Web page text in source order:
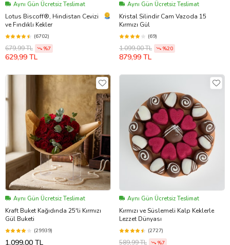
Aynı Gün Ücretsiz Teslimat
Lotus Biscoff®, Hindistan Cevizi
ve Fındıklı Kekler
(6702)
679,99 TL %7
629,99 TL
Aynı Gün Ücretsiz Teslimat
Kristal Silindir Cam Vazoda 15
Kırmızı Gül
(69)
1.099,00 TL %20
879,99 TL
Aynı Gün Ücretsiz Teslimat
Kraft Buket Kağıdında 25'li Kırmızı
Gül Buketi
(29939)
1.099,00 TL
Aynı Gün Ücretsiz Teslimat
Kırmızı ve Süslemeli Kalp Keklerle
Lezzet Dünyası
(2727)
589,99 TL %7